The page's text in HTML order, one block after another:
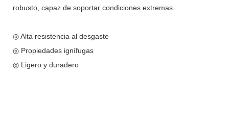
robusto, capaz de soportar condiciones extremas.
◎ Alta resistencia al desgaste
◎ Propiedades ignífugas
◎ Ligero y duradero